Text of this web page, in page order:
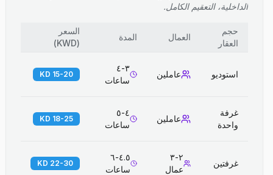
الداخلية، التعقيم الكامل.
حجم
العقار
العمال المدة
السعر
(
KWD
)
استوديو عاملين
٣-٤
ساعات
15-20 KD
غرفة
واحدة
عاملين
٤-٥
ساعات
18-25 KD
غرفتين
٢-٣
عمال
٤.٥-٦
ساعات
22-30 KD